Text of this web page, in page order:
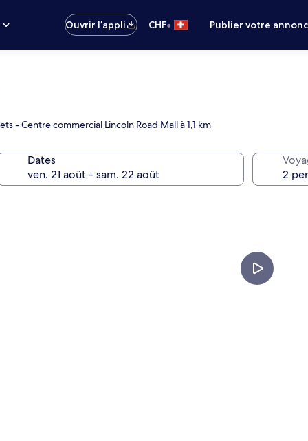
Ouvrir l’appli CHF• Publier votre
- Centre commercial Lincoln Road Mall à 1,1 km
Dates